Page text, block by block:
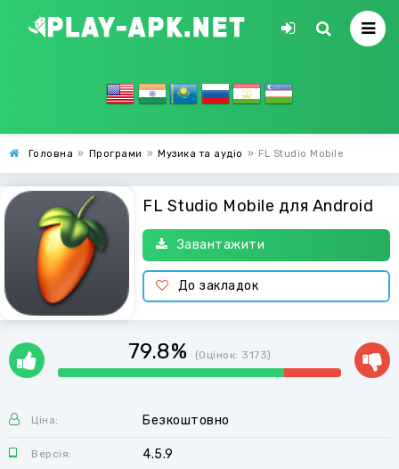
Головна » Програми » Музика та аудіо » FL Studio Mobile
FL Studio Mobile для Android
Завантажити
До закладок
79.8% (Оцінок: 3173)
Ціна: Безкоштовно
Версія: 4.5.9